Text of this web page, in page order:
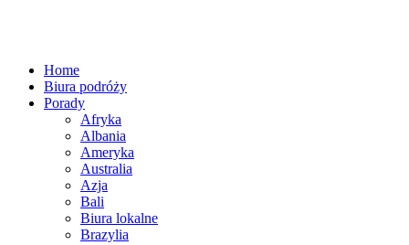
Home
Biura podróży
Porady
Afryka
Albania
Ameryka
Australia
Azja
Bali
Biura lokalne
Brazylia